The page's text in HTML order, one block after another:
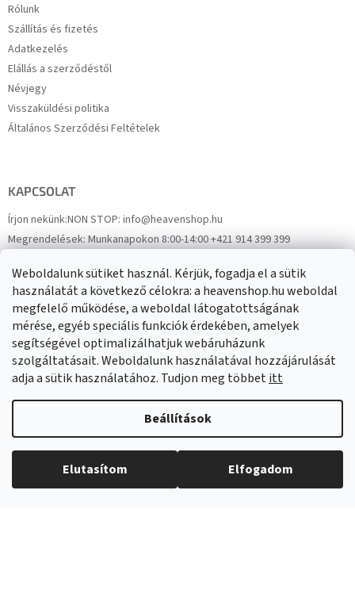
Weboldalunk sütiket használ. Kérjük, fogadja el a sütik
használatát a következő célokra: a heavenshop.hu weboldal
megfelelő működése, a weboldal látogatottságának
mérése, egyéb speciális funkciók érdekében, amelyek
segítségével optimalizálhatjuk webáruházunk
szolgáltatásait. Weboldalunk használatával hozzájárulását
adja a sütik használatához. Tudjon meg többetitt
Beállítások
Elutasítom Elfogadom
Rólunk
Szállítás és fizetés
Adatkezelés
Elállás a szerződéstől
Névjegy
Visszaküldési politika
Általános Szerződési Feltételek
KAPCSOLAT
Írjon nekünk:NON STOP: info@heavenshop.hu
Megrendelések:Munkanapokon 8:00-14:00 +421 914 399 399
FacebookHeavenShop.sk
Eredményeink